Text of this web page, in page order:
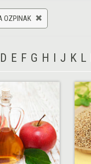
OZPINAK
D E F G H I J K L